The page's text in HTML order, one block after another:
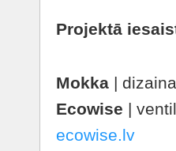
Projektā
Mokka |
Ecowise |
ecowise.lv